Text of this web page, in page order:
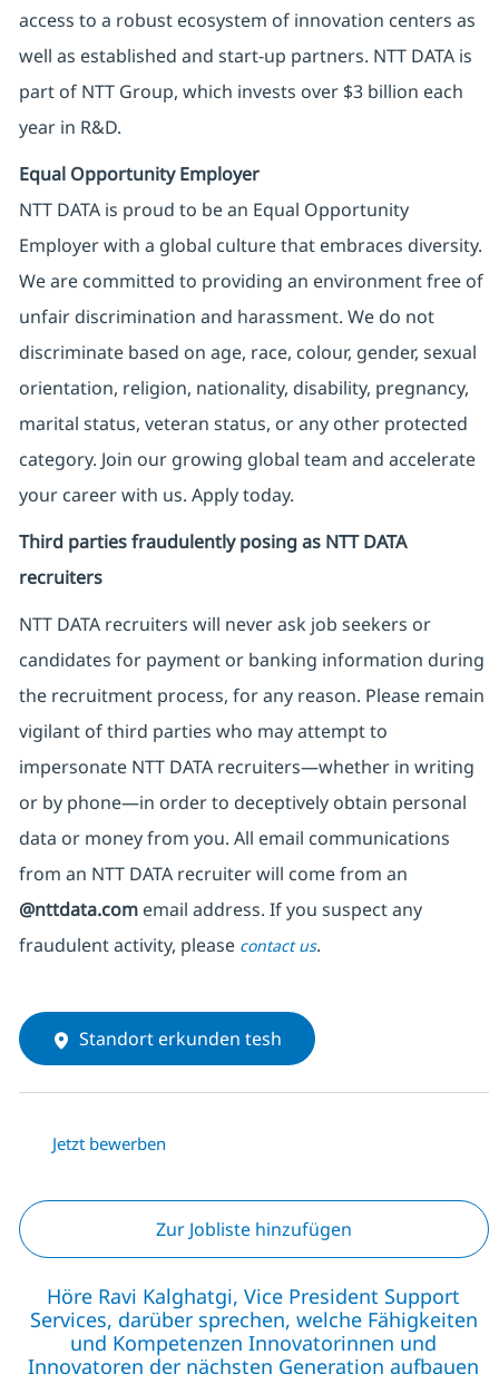
access to a robust ecosystem of innovation centers as
well as established and start-up partners. NTT DATA is
part of NTT Group, which invests over $3 billion each
year in R&D.
Equal Opportunity Employer
NTT DATA is proud to be an Equal Opportunity
Employer with a global culture that embraces diversity.
We are committed to providing an environment free of
unfair discrimination and harassment. We do not
discriminate based on age, race, colour, gender, sexual
orientation, religion, nationality, disability, pregnancy,
marital status, veteran status, or any other protected
category. Join our growing global team and accelerate
your career with us. Apply today.
Third parties fraudulently posing as NTT DATA
recruiters
NTT DATA recruiters will never ask job seekers or
candidates for payment or banking information during
the recruitment process, for any reason. Please remain
vigilant of third parties who may attempt to
impersonate NTT DATA recruiters—whether in writing
or by phone—in order to deceptively obtain personal
data or money from you. All email communications
from an NTT DATA recruiterwill come from an
@nttdata.comemail address. If you suspect any
fraudulent activity, please contact us.
Standort erkunden tesh
Jetzt bewerben
Zur Jobliste hinzufügen
Höre Ravi Kalghatgi, Vice President Support
Services, darüber sprechen, welche Fähigkeiten
und Kompetenzen Innovatorinnen und
Innovatoren der nächsten Generation aufbauen